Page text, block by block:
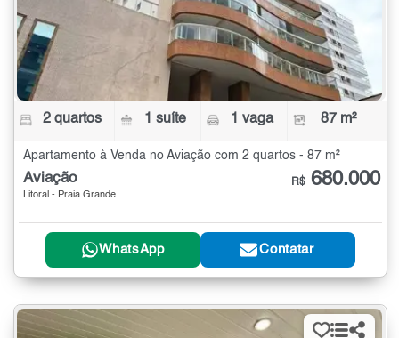
2 quartos 1 suíte 1 vaga 87 m²
Apartamento à Venda no Aviação com 2 quartos - 87 m²
Aviação
Litoral - Praia Grande
R$ 680.000
WhatsApp Contatar